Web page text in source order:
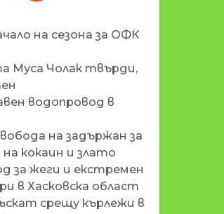
на сезона за ОФК
Муса Чолак твърди,
водопровод в
на задържан за
кокаин и злато
за жеги и екстремен
в Хасковска област
срещу кърлежи в